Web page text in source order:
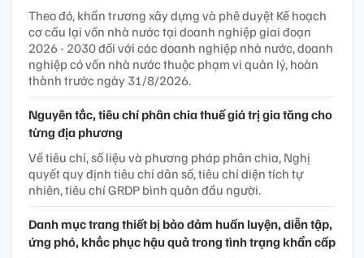
Theo đó, khẩn trương xây dựng và phê duyệt Kế hoạch
cơ cấu lại vốn nhà nước tại doanh nghiệp giai đoạn
2026 - 2030 đối với các doanh nghiệp nhà nước, doanh
nghiệp có vốn nhà nước thuộc phạm vi quản lý, hoàn
thành trước ngày 31/8/2026.
Nguyên tắc, tiêu chí phân chia thuế giá trị gia tăng cho
từng địa phương
Về tiêu chí, số liệu và phương pháp phân chia, Nghị
quyết quy định tiêu chí dân số, tiêu chí diện tích tự
nhiên, tiêu chí GRDP bình quân đầu người.
Danh mục trang thiết bị bảo đảm huấn luyện, diễn tập,
ứng phó, khắc phục hậu quả trong tình trạng khẩn cấp